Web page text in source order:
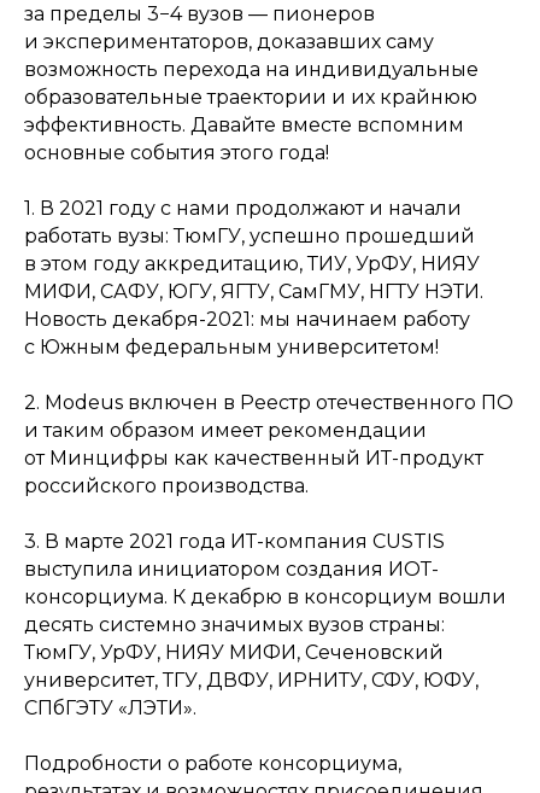
за пределы 3−4 вузов — пионеров
и экспериментаторов, доказавших саму
возможность перехода на индивидуальные
образовательные траектории и их крайнюю
эффективность. Давайте вместе вспомним
основные события этого года!
1. В 2021 году с нами продолжают и начали
работать вузы: ТюмГУ, успешно прошедший
в этом году аккредитацию, ТИУ, УрФУ, НИЯУ
МИФИ, САФУ, ЮГУ, ЯГТУ, СамГМУ, НГТУ НЭТИ.
Новость декабря-2021: мы начинаем работу
с Южным федеральным университетом!
2. Modeus включен в Реестр отечественного ПО
и таким образом имеет рекомендации
от Минцифры как качественный ИТ-продукт
российского производства.
3. В марте 2021 года ИТ-компания CUSTIS
выступила инициатором создания ИОТ-
консорциума. К декабрю в консорциум вошли
десять системно значимых вузов страны:
ТюмГУ, УрФУ, НИЯУ МИФИ, Сеченовский
университет, ТГУ, ДВФУ, ИРНИТУ, СФУ, ЮФУ,
СПбГЭТУ «ЛЭТИ».
Подробности о работе консорциума,